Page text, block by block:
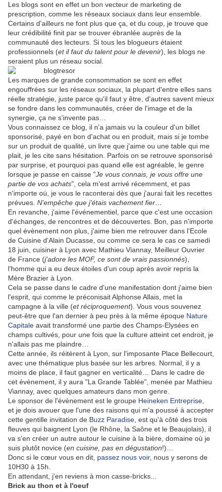
Les blogs sont en effet un bon vecteur de marketing de
prescription, comme les réseaux sociaux dans leur ensemble.
Certains d'ailleurs ne font plus que ça, et du coup, je trouve que
leur crédibilité finit par se trouver ébranlée auprès de la
communauté des lecteurs. Si tous les blogueurs étaient
professionnels (et il faut du talent pour le devenir), les blogs ne
seraient plus un réseau social.
Les marques de grande consommation se sont en effet
engouffrées sur les réseaux sociaux, la plupart d'entre elles sans
réelle stratégie, juste parce qu'il faut y être, d'autres savent mieux
se fondre dans les communautés, créer de l'image et de la
synergie, ça ne s'invente pas…
Vous connaissez ce blog, il n'a jamais vu la couleur d'un billet
sponsorisé, payé en bon d'achat ou en produit, mais si je tombe
sur un produit de qualité, un livre que j'aime ou une table qui me
plait, je les cite sans hésitation. Parfois on se retrouve sponsorisé
par surprise, et pourquoi pas quand elle est agréable, le genre
lorsque je passe en caisse "Je vous connais, je vous offre une
partie de vos achats", cela m'est arrivé récemment, et pas
n'importe où, je vous le raconterai dès que j'aurai fait les recettes
prévues. N'empêche que j'étais vachement fier…
En revanche, j'aime l'événementiel, parce que c'est une occasion
d'échanges, de rencontres et de découvertes. Bon, pas n'importe
quel évènement non plus, j'aime bien me retrouver dans l'Ecole
de Cuisine d'Alain Ducasse, ou comme ce sera le cas ce samedi
18 juin, cuisiner à Lyon avec Mathieu Viannay, Meilleur Ouvrier
de France (j'adore les MOF, ce sont de vrais passionnés),
l'homme qui a eu deux étoiles d'un coup après avoir repris la
Mère Brazier à Lyon.
Cela se passe dans le cadre d'une manifestation dont j'aime bien
l'esprit, qui comme le préconisait Alphonse Allais, met la
campagne à la ville (et réciproquement). Vous vous souvenez
peut-être que l'an dernier à peu près à la même époque Nature
Capitale avait transformé une partie des Champs-Elysées en
champs cultivés, pour une fois que la culture atteint cet endroit, je
n'allais pas me plaindre…
Cette année, ils réitèrent à Lyon, sur l'imposante Place Bellecourt,
avec une thématique plus basée sur les arbres. Normal, il y a
moins de place, il faut gagner en verticalité… Dans le cadre de
cet évènement, il y aura "La Grande Tablée", menée par Mathieu
Viannay, avec quelques amateurs dans mon genre.
Le sponsor de l'évènement est le groupe Heineken Entreprise
et je dois avouer que l'une des raisons qui m'a poussé à accepter
cette gentille invitation de Buzz Paradise , est qu'à côté des trois
fleuves qui baignent Lyon (le Rhône, la Saône et le Beaujolais), il
va s'en créer un autre autour le cuisine à la bière, domaine où je
suis plutôt novice (en cuisine, pas en dégustation!)…
Donc si le cœur vous en dit, passez nous voir, nous y serons de
10H30 à 15h.
En attendant, j'en reviens à mon casse-bricks...
Brick au thon et à l'oeuf